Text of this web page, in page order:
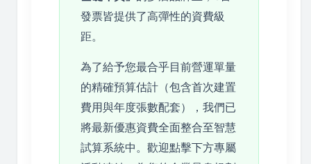
發票皆提供了高彈性的資費級
距。
為了給予您最合乎目前營運單量
的精確預算估計（包含首次建置
費用與年度張數配套），我們已
將最新優惠資費全面整合至智慧
試算系統中。歡迎點擊下方專屬